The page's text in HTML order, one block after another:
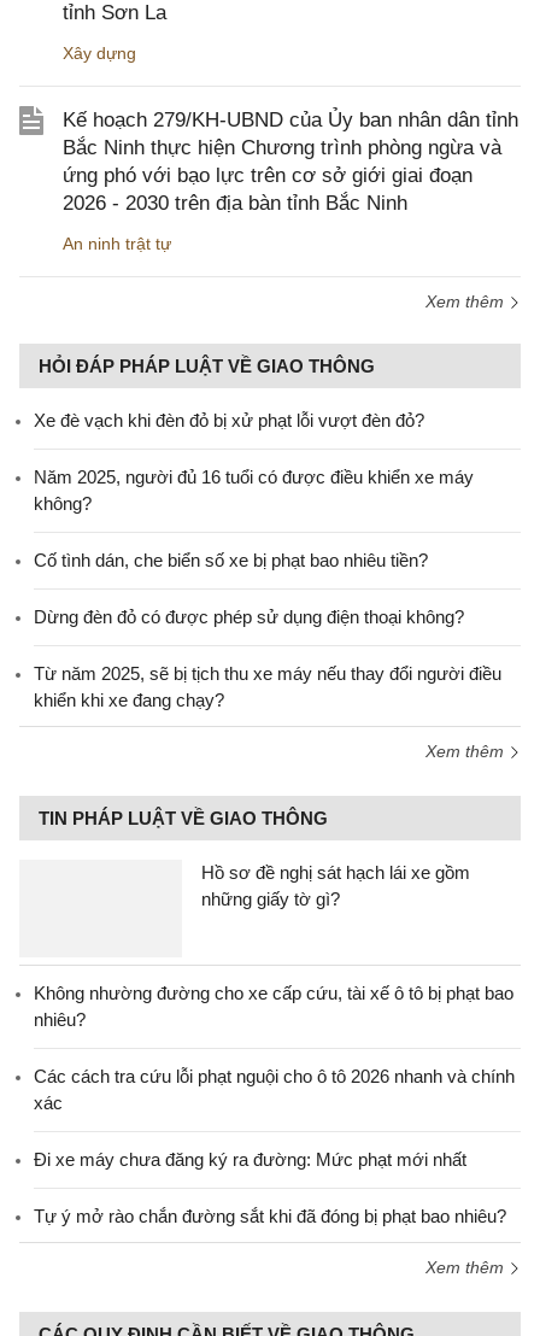
tỉnh Sơn La
Xây dựng
Kế hoạch 279/KH-UBND của Ủy ban nhân dân tỉnh
Bắc Ninh thực hiện Chương trình phòng ngừa và
ứng phó với bạo lực trên cơ sở giới giai đoạn
2026 - 2030 trên địa bàn tỉnh Bắc Ninh
An ninh trật tự
Xem thêm
HỎI ĐÁP PHÁP LUẬT VỀ GIAO THÔNG
Xe đè vạch khi đèn đỏ bị xử phạt lỗi vượt đèn đỏ?
Năm 2025, người đủ 16 tuổi có được điều khiển xe máy
không?
Cố tình dán, che biển số xe bị phạt bao nhiêu tiền?
Dừng đèn đỏ có được phép sử dụng điện thoại không?
Từ năm 2025, sẽ bị tịch thu xe máy nếu thay đổi người điều
khiển khi xe đang chạy?
Xem thêm
TIN PHÁP LUẬT VỀ GIAO THÔNG
Hồ sơ đề nghị sát hạch lái xe gồm
những giấy tờ gì?
Không nhường đường cho xe cấp cứu, tài xế ô tô bị phạt bao
nhiêu?
Các cách tra cứu lỗi phạt nguội cho ô tô 2026 nhanh và chính
xác
Đi xe máy chưa đăng ký ra đường: Mức phạt mới nhất
Tự ý mở rào chắn đường sắt khi đã đóng bị phạt bao nhiêu?
Xem thêm